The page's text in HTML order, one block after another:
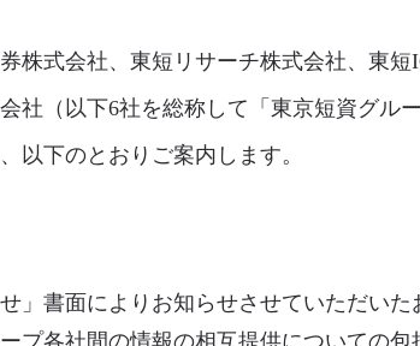
株式会社、東短リサーチ株式会社、東
社（以下6社を総称して「東京短資グル
以下のとおりご案内します。
」書面によりお知らせさせていただい
プ各社間の情報の相互提供についての